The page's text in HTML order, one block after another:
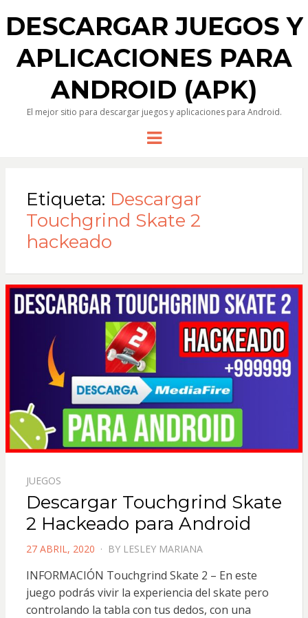
DESCARGAR JUEGOS Y
APLICACIONES PARA
ANDROID (APK)
El mejor sitio para descargar juegos y aplicaciones para Android.
Menu
Etiqueta: Descargar
Touchgrind Skate 2
hackeado
JUEGOS
Descargar Touchgrind Skate
2 Hackeado para Android
POSTED
27 ABRIL, 2020 BY LESLEY MARIANA
INFORMACIÓN Touchgrind Skate 2 – En este
juego podrás vivir la experiencia del skate pero
controlando la tabla con tus dedos, con una